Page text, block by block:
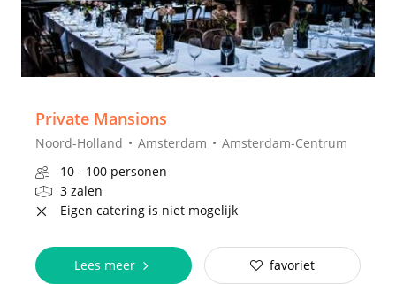
Private Mansions
Noord-Holland Amsterdam
Amsterdam-Centrum
10 - 100 personen
3 zalen
Eigen catering is niet mogelijk
Lees meer favoriet